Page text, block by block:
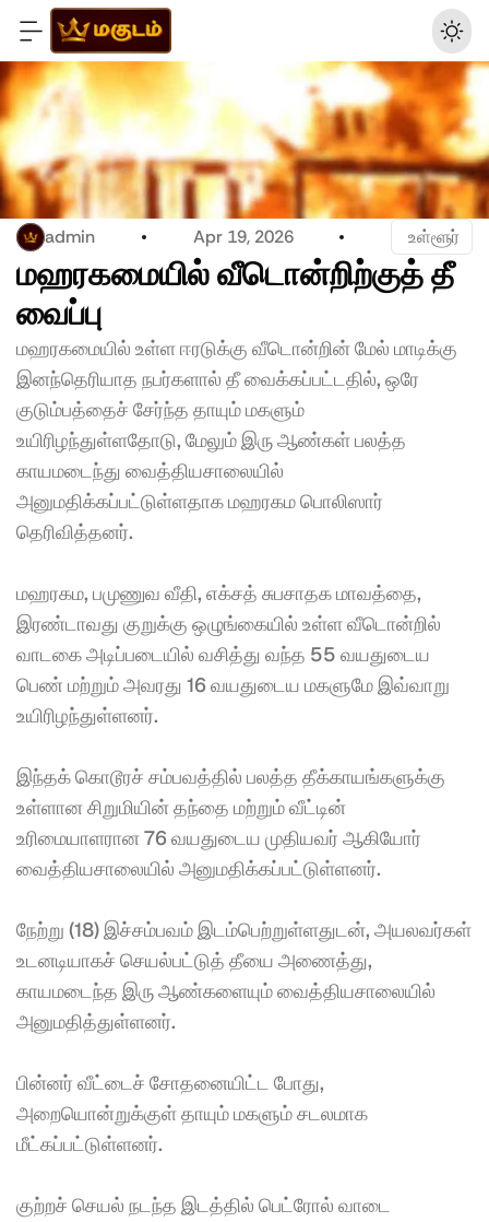
admin Apr 19, 2026 உள்ளூர்
மஹரகமையில் வீடொன்றிற்குத் தீ
வைப்பு
மஹரகமையில் உள்ள ஈரடுக்கு வீடொன்றின் மேல் மாடிக்கு
இனந்தெரியாத நபர்களால் தீ வைக்கப்பட்டதில், ஒரே
குடும்பத்தைச் சேர்ந்த தாயும் மகளும்
உயிரிழந்துள்ளதோடு, மேலும் இரு ஆண்கள் பலத்த
காயமடைந்து வைத்தியசாலையில்
அனுமதிக்கப்பட்டுள்ளதாக மஹரகம பொலிஸார்
தெரிவித்தனர்.
மஹரகம, பமுணுவ வீதி, எக்சத் சுபசாதக மாவத்தை,
இரண்டாவது குறுக்கு ஒழுங்கையில் உள்ள வீடொன்றில்
வாடகை அடிப்படையில் வசித்து வந்த 55 வயதுடைய
பெண் மற்றும் அவரது 16 வயதுடைய மகளுமே இவ்வாறு
உயிரிழந்துள்ளனர்.
இந்தக் கொடூரச் சம்பவத்தில் பலத்த தீக்காயங்களுக்கு
உள்ளான சிறுமியின் தந்தை மற்றும் வீட்டின்
உரிமையாளரான 76 வயதுடைய முதியவர் ஆகியோர்
வைத்தியசாலையில் அனுமதிக்கப்பட்டுள்ளனர்.
நேற்று (18) இச்சம்பவம் இடம்பெற்றுள்ளதுடன், அயலவர்கள்
உடனடியாகச் செயல்பட்டுத் தீயை அணைத்து,
காயமடைந்த இரு ஆண்களையும் வைத்தியசாலையில்
அனுமதித்துள்ளனர்.
பின்னர் வீட்டைச் சோதனையிட்ட போது,
அறையொன்றுக்குள் தாயும் மகளும் சடலமாக
மீட்கப்பட்டுள்ளனர்.
குற்றச் செயல் நடந்த இடத்தில் பெட்ரோல் வாடை